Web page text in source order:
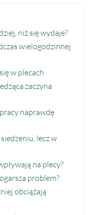
niż się wydaje?
wielogodzinnej
w plecach
zaczyna
naprawdę
lecz w
na plecy?
problem?
obciążają